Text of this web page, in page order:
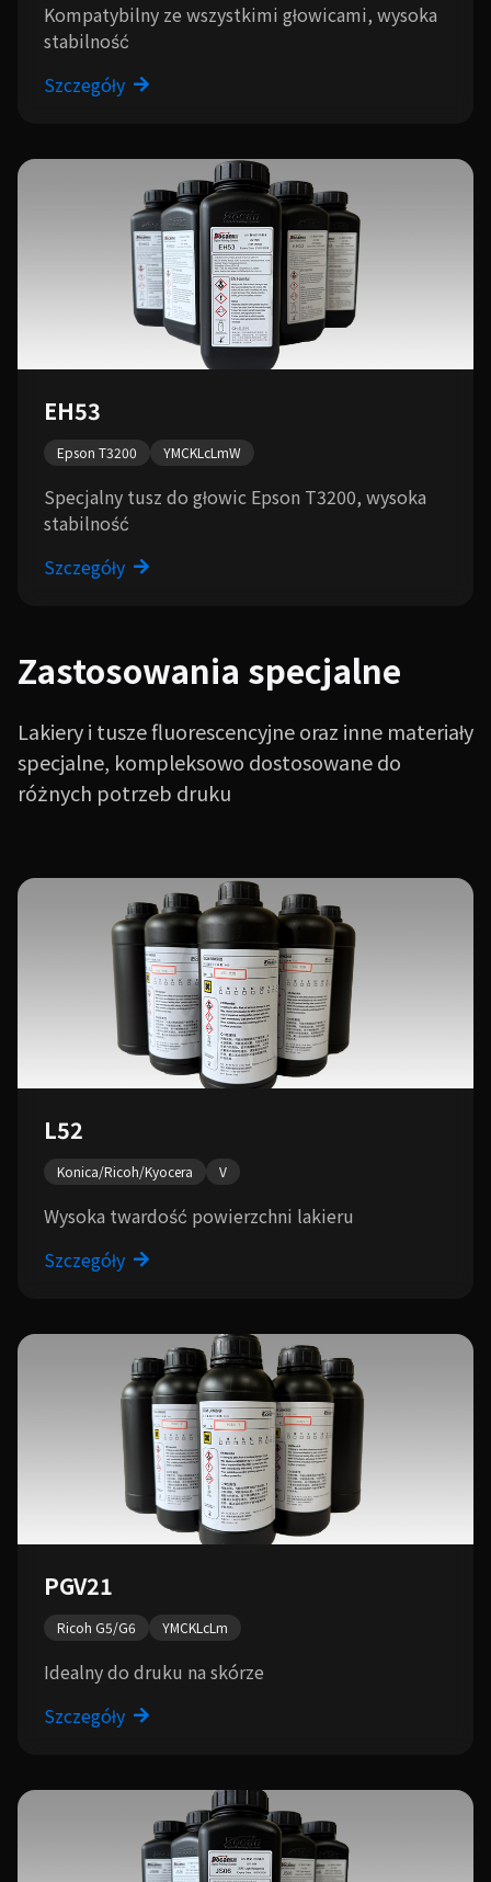
Kompatybilny ze wszystkimi głowicami, wysoka
stabilność
Szczegóły
EH53
Epson T3200 YMCKLcLmW
Specjalny tusz do głowic Epson T3200, wysoka
stabilność
Szczegóły
Zastosowania specjalne
Lakiery i tusze fluorescencyjne oraz inne materiały
specjalne, kompleksowo dostosowane do
różnych potrzeb druku
L52
Konica/Ricoh/Kyocera V
Wysoka twardość powierzchni lakieru
Szczegóły
PGV21
Ricoh G5/G6 YMCKLcLm
Idealny do druku na skórze
Szczegóły